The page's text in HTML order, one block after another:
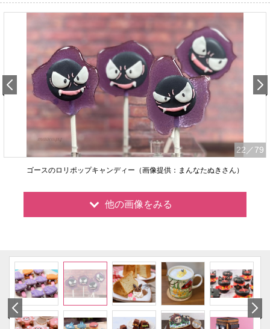
22 ／79
ゴースのロリポップキャンディー（画像提供：まんなたぬきさん）
他の画像をみる